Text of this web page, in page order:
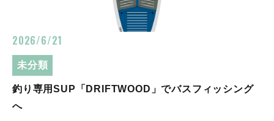
2026/6/21
未分類
釣り専用SUP「DRIFTWOOD」でバスフィッシング
へ